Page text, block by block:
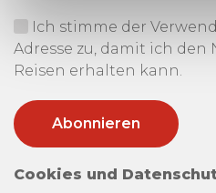
Ich stimme der
Adresse zu, damit ich
Reisen erhalten kann.
Cookies und